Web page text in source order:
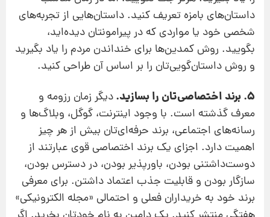
داستان‌های بامزه تعریف کنید. داستان‌هایی از تجربه‌های
شخصی خود یا مواردی که در پیرامونتان دیده‌اید،
بگویید. روش کمدین‌ها برای خنداندن مردم را یاد بگیرید
و روش داستان‌گویی‌تان را بر اساس آن طراحی کنید.
5. برند اختصاصی‌تان را بسازید.
دیگر زمان رزومه و
معرف گذشته است. با وجود اینترنت، گوگل، وبلاگ‌ها و
رسانه‌های اجتماعی، برند حرفه‌ای‌تان بیش از هر چیز
اهمیت دارد. اجزای یک برند اختصاصی قوی عبارتند از
دوست‌داشتنی بودن، باورپذیر بودن، در دسترس بودن،
سازگار بودن و قابلیت جذب اعتماد داشتن. برای معرفی
برند خود به خریداران فعلی و احتمالی «مجله الکترونیکی»